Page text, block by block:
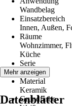
Wandbelag
Einsatzbereich
Innen, Außen,
Räume
Wohnzimmer,
Küche
Serie
-
Material
Keramik
Grundfarbe
Mehr anzeigen
Datenblätter